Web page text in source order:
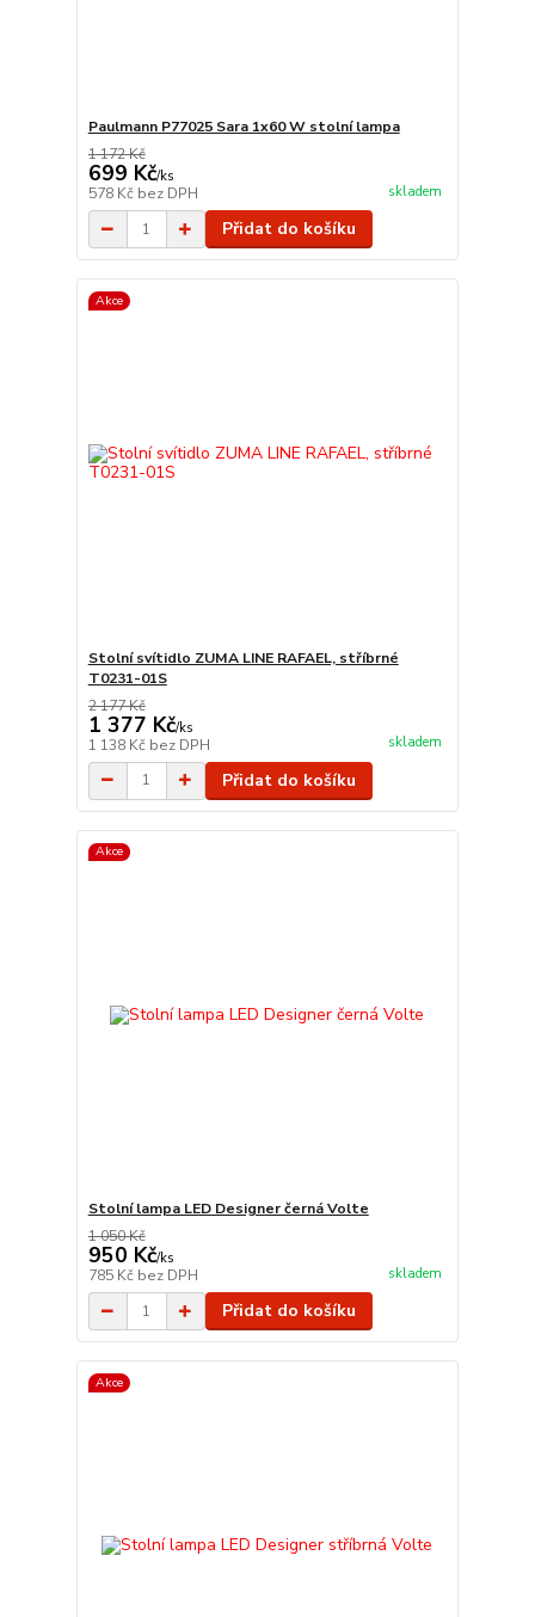
Paulmann P77025 Sara 1x60 W stolní lampa
1 172 Kč
699 Kč/ks
578 Kč bez DPH skladem
Přidat do košíku
Akce
Stolní svítidlo ZUMA LINE RAFAEL, stříbrné
T0231-01S
2 177 Kč
1 377 Kč/ks
1 138 Kč bez DPH skladem
Přidat do košíku
Akce
Stolní lampa LED Designer černá Volte
1 050 Kč
950 Kč/ks
785 Kč bez DPH skladem
Přidat do košíku
Akce